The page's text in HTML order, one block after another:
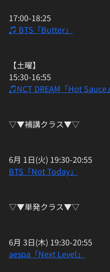
17:00-18:25
♫ BTS「Butter」
【土曜】
15:30-16:55
♫NCT DREAM「Hot Sauce」
▽▼補講クラス▼▽
6月 1日(火) 19:30-20:55
BTS「Not Today」
▽▼単発クラス▼▽
6月 3日(木) 19:30-20:55
aespa「Next Level」